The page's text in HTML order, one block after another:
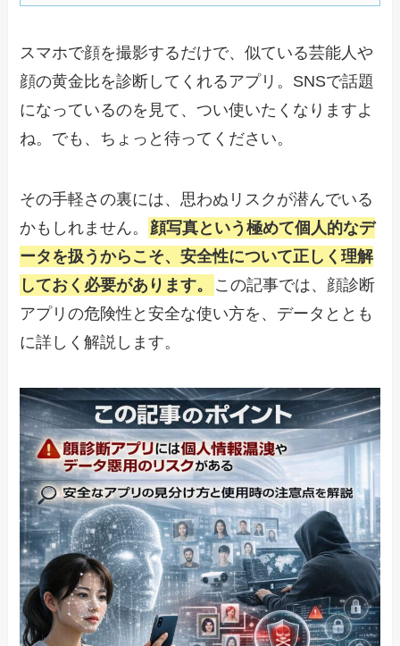
スマホで顔を撮影するだけで、似ている芸能人や
顔の黄金比を診断してくれるアプリ。SNSで話題
になっているのを見て、つい使いたくなりますよ
ね。でも、ちょっと待ってください。
その手軽さの裏には、思わぬリスクが潜んでいる
かもしれません。
顔写真という極めて個人的なデ
ータを扱うからこそ、安全性について正しく理解
しておく必要があります。
この記事では、顔診断
アプリの危険性と安全な使い方を、データととも
に詳しく解説します。